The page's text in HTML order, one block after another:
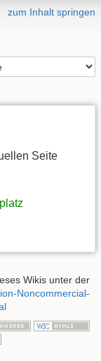
zum Inhalt springen
Seite
Wikis unter der
Noncommercial-